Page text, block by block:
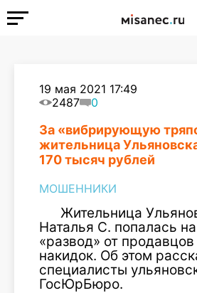
19 мая 2021 17:49
2487
0
За «вибрирующую
жительница
170 тысяч рублей
МОШЕННИКИ
Жительница
Наталья С. попалась
«развод» от
накидок. Об этом
специалисты
ГосЮрБюро.